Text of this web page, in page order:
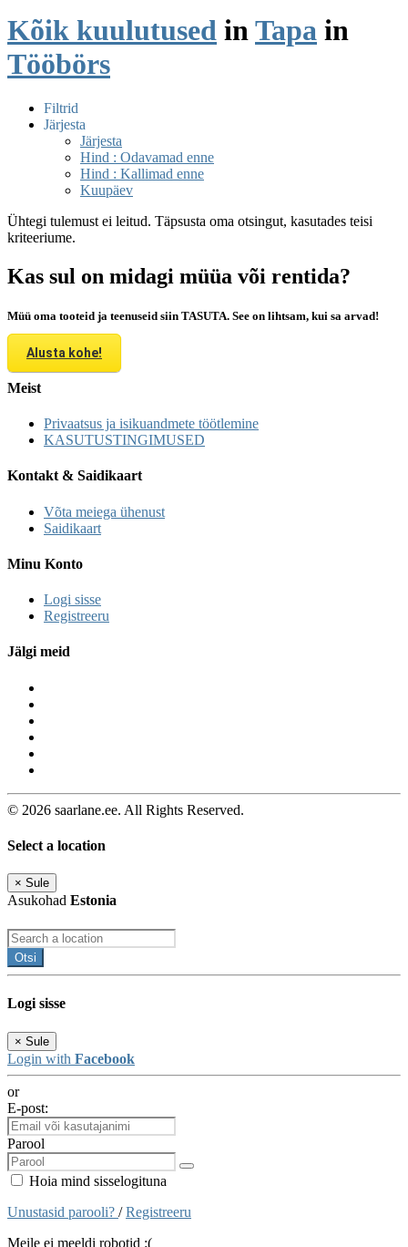
Kõik kuulutused in Tapa in
Tööbörs
Filtrid
Järjesta
Järjesta
Hind : Odavamad enne
Hind : Kallimad enne
Kuupäev
Ühtegi tulemust ei leitud. Täpsusta oma otsingut, kasutades teisi
kriteeriume.
Kas sul on midagi müüa või rentida?
Müü oma tooteid ja teenuseid siin TASUTA. See on lihtsam, kui sa arvad!
Alusta kohe!
Meist
Privaatsus ja isikuandmete töötlemine
KASUTUSTINGIMUSED
Kontakt & Saidikaart
Võta meiega ühenust
Saidikaart
Minu Konto
Logi sisse
Registreeru
Jälgi meid
© 2026 saarlane.ee. All Rights Reserved.
Select a location
× Sule
Asukohad Estonia
Otsi
Logi sisse
× Sule
Login with Facebook
or
E-post:
Parool
Hoia mind sisselogituna
Unustasid parooli? /Registreeru
Meile ei meeldi robotid :(